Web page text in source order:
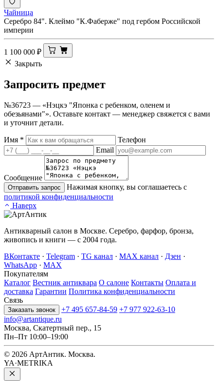
Чайница
Серебро 84". Клеймо "К.Фаберже" под гербом Российской
империи
1 100 000 ₽
Закрыть
Запросить предмет
№36723 — «Нэцкэ "Японка с ребенком, оленем и
обезьянами"». Оставьте контакт — менеджер свяжется с вами
и уточнит детали.
Имя *
Телефон
Email
Сообщение
Отправить запрос
Нажимая кнопку, вы соглашаетесь с
политикой конфиденциальности
Наверх
Антикварный салон в Москве. Серебро, фарфор, бронза,
живопись и книги — с 2004 года.
ВКонтакте · Telegram · TG канал · MAX канал · Дзен ·
WhatsApp · MAX
Покупателям
Каталог Вестник антиквара О салоне Контакты Оплата и
доставка Гарантии Политика конфиденциальности
Связь
Заказать звонок +7 495 657-84-59 +7 977 922-63-10
info@artantique.ru
Москва, Скатертный пер., 15
Пн–Пт 10:00–19:00
© 2026 АртАнтик. Москва.
YA·METRIKA